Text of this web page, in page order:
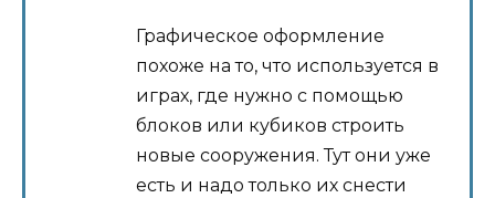
Графическое оформление
похоже на то, что используется в
играх, где нужно с помощью
блоков или кубиков строить
новые сооружения. Тут они уже
есть и надо только их снести